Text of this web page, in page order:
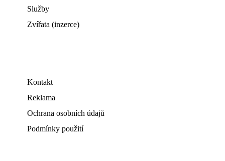
Služby
Zvířata (inzerce)
Kontakt
Reklama
Ochrana osobních údajů
Podmínky použití